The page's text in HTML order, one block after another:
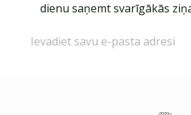
dienu saņemt svarīgākās